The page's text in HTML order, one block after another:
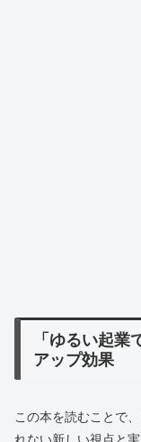
「ゆるい起
アップ効果
この本を読むことで